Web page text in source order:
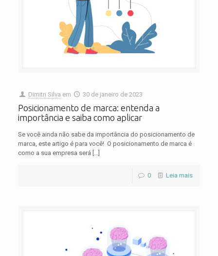
Dimitri Silva em 30 de janeiro de 2023
Posicionamento de marca: entenda a
importância e saiba como aplicar
Se você ainda não sabe da importância do posicionamento de
marca, este artigo é para você! O posicionamento de marca é
como a sua empresa será […]
0 Leia mais